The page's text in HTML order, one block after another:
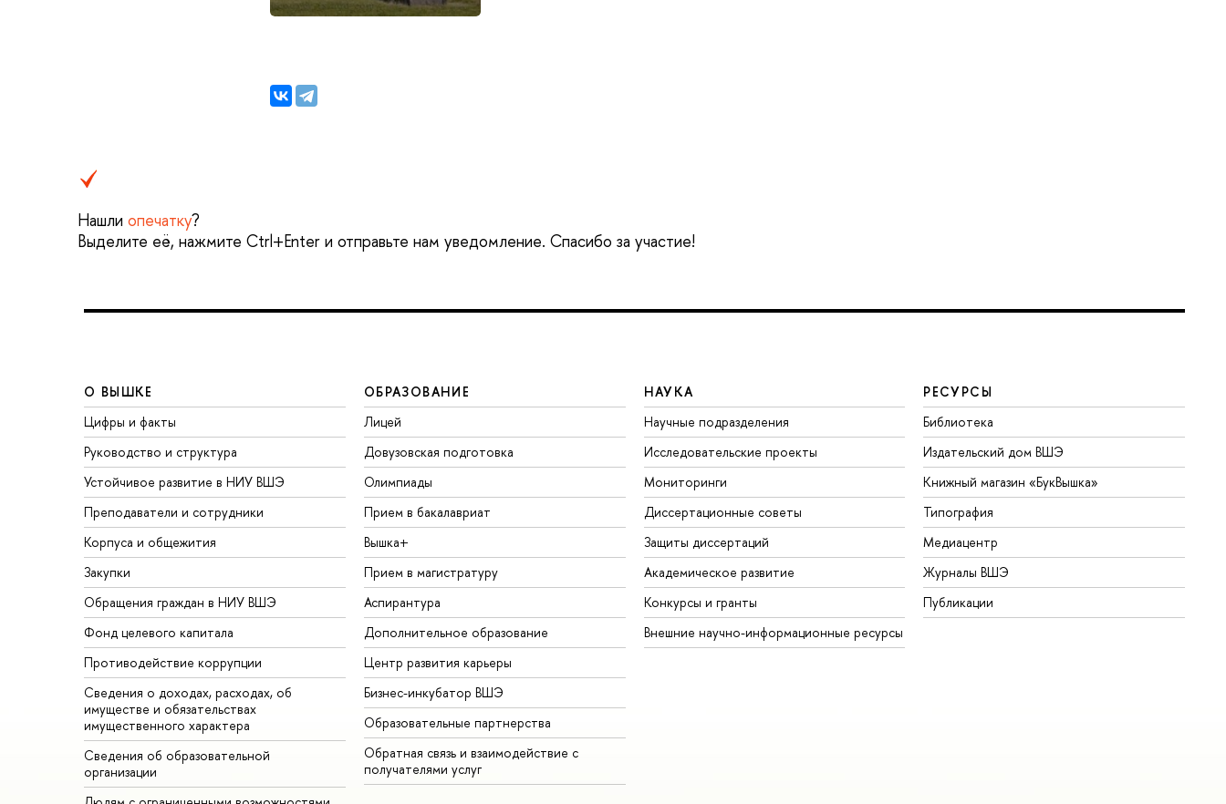
Нашли опечатку?
Выделите её, нажмите Ctrl+Enter и отправьте нам уведомление. Спасибо за участие!
О ВЫШКЕ
Цифры и факты
Руководство и структура
Устойчивое развитие в НИУ ВШЭ
Преподаватели и сотрудники
Корпуса и общежития
Закупки
Обращения граждан в НИУ ВШЭ
Фонд целевого капитала
Противодействие коррупции
Сведения о доходах, расходах, об
имуществе и обязательствах
имущественного характера
Сведения об образовательной
организации
ОБРАЗОВАНИЕ
Лицей
Довузовская подготовка
Олимпиады
Прием в бакалавриат
Вышка+
Прием в магистратуру
Аспирантура
Дополнительное образование
Центр развития карьеры
Бизнес-инкубатор ВШЭ
Образовательные партнерства
Обратная связь и взаимодействие с
получателями услуг
НАУКА
Научные подразделения
Исследовательские проекты
Мониторинги
Диссертационные советы
Защиты диссертаций
Академическое развитие
Конкурсы и гранты
Внешние научно-информационные ресурсы
РЕСУРСЫ
Библиотека
Издательский дом ВШЭ
Книжный магазин «БукВышка»
Типография
Медиацентр
Журналы ВШЭ
Публикации